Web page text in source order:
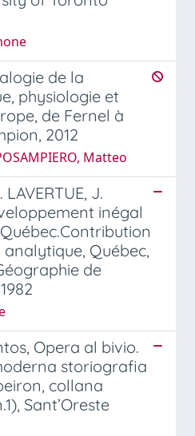
de la
physiologie et
de Fernel à
2012
Matteo
J.
inégal
Québec,
de
Opera al bivio.
storiografia
collana
Sant’Oreste